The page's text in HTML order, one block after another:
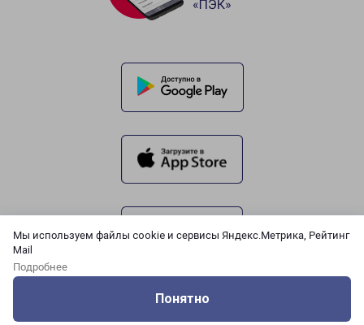
Мы используем файлы cookie и сервисы Яндекс.Метрика, Рейтинг
Mail
Подробнее
Понятно